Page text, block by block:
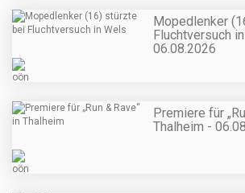
Mopedlenker
Fluchtversuch
06.08.2026
Premiere für
Thalheim -